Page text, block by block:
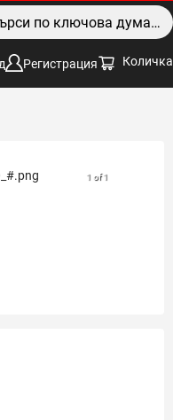
Регистрация Количка
1 of 1